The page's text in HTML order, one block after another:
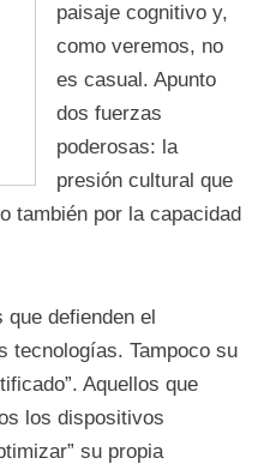
paisaje cognitivo y,
como veremos, no
es casual. Apunto
dos fuerzas
poderosas: la
presión cultural que
también por la capacidad
defienden el
tecnologías. Tampoco su
Aquellos que
los dispositivos
su propia